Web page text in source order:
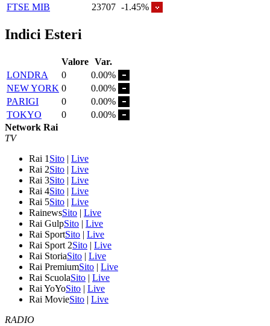
FTSE MIB
23707 -1.45%
Indici Esteri
Valore Var.
LONDRA
0
0.00%
NEW YORK 0
0.00%
PARIGI
0
0.00%
TOKYO
0
0.00%
Network Rai
TV
Rai 1 Sito | Live
Rai 2Sito | Live
Rai 3Sito | Live
Rai 4Sito | Live
Rai 5Sito | Live
RainewsSito | Live
Rai GulpSito | Live
Rai SportSito | Live
Rai Sport 2Sito | Live
Rai StoriaSito | Live
Rai PremiumSito | Live
Rai ScuolaSito | Live
Rai YoYoSito | Live
Rai MovieSito | Live
RADIO